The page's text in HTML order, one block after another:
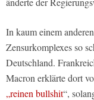
In kaum einem
Zensurkomplexes so
Deutschland.
Macron erklärte dort
„reinen bullshit“,